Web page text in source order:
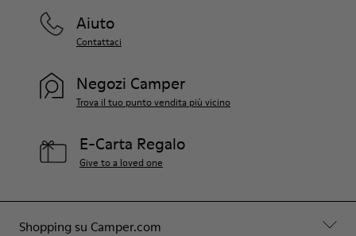
Shopping su Camper.com
Aiuto
Contattaci
Negozi Camper
Trova il tuo punto vendita più vicino
E-Carta Regalo
Give to a loved one